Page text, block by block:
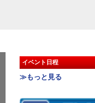
イベント日程
≫もっと見る